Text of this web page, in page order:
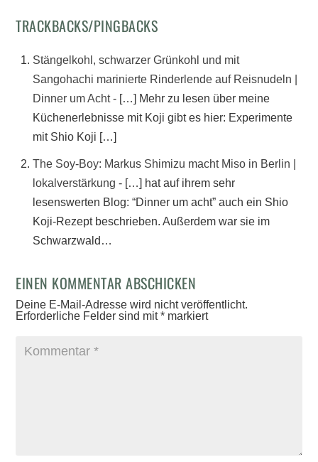
TRACKBACKS/PINGBACKS
Stängelkohl, schwarzer Grünkohl und mit
Sangohachi marinierte Rinderlende auf Reisnudeln |
Dinner um Acht- […] Mehr zu lesen über meine
Küchenerlebnisse mit Koji gibt es hier: Experimente
mit Shio Koji […]
The Soy-Boy: Markus Shimizu macht Miso in Berlin |
lokalverstärkung - […] hat auf ihrem sehr
lesenswerten Blog: “Dinner um acht” auch ein Shio
Koji-Rezept beschrieben. Außerdem war sie im
Schwarzwald…
EINEN KOMMENTAR ABSCHICKEN
Deine E-Mail-Adresse wird nicht veröffentlicht.
Erforderliche Felder sind mit* markiert